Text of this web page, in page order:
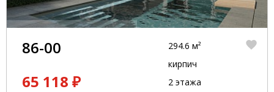
86-00
65 118 ₽
294.6 м²
кирпич
2 этажа